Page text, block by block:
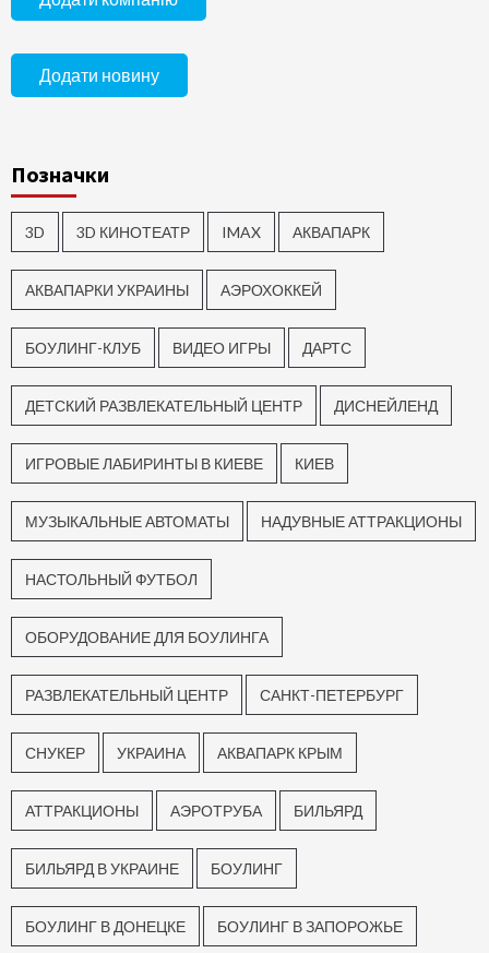
Додати новину
Позначки
3D 3D КИНОТЕАТР IMAX АКВАПАРК
АКВАПАРКИ УКРАИНЫ АЭРОХОККЕЙ
БОУЛИНГ-КЛУБ ВИДЕО ИГРЫ ДАРТС
ДЕТСКИЙ РАЗВЛЕКАТЕЛЬНЫЙ ЦЕНТР ДИСНЕЙЛЕНД
ИГРОВЫЕ ЛАБИРИНТЫ В КИЕВЕ КИЕВ
МУЗЫКАЛЬНЫЕ АВТОМАТЫ НАДУВНЫЕ АТТРАКЦИОНЫ
НАСТОЛЬНЫЙ ФУТБОЛ
ОБОРУДОВАНИЕ ДЛЯ БОУЛИНГА
РАЗВЛЕКАТЕЛЬНЫЙ ЦЕНТР САНКТ-ПЕТЕРБУРГ
СНУКЕР УКРАИНА АКВАПАРК КРЫМ
АТТРАКЦИОНЫ АЭРОТРУБА БИЛЬЯРД
БИЛЬЯРД В УКРАИНЕ БОУЛИНГ
БОУЛИНГ В ДОНЕЦКЕ БОУЛИНГ В ЗАПОРОЖЬЕ